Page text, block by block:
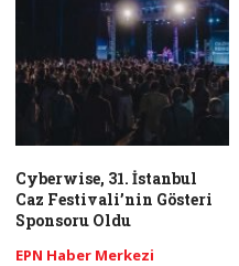
Cyberwise, 31. İstanbul
Caz Festivali’nin Gösteri
Sponsoru Oldu
EPN Haber Merkezi